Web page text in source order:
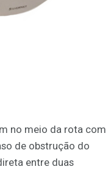
no meio da rota com
de obstrução do
entre duas